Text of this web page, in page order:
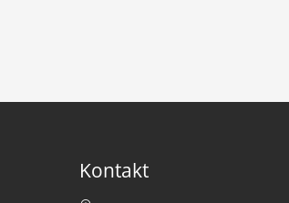
Kontakt